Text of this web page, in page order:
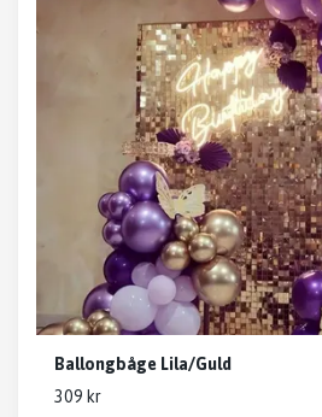
Ballongbåge Lila/Guld
309 kr